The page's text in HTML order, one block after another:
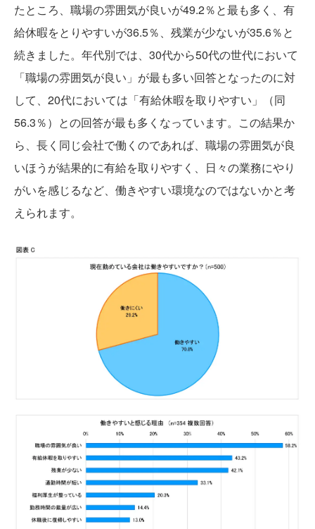
たところ、職場の雰囲気が良いが49.2％と最も多く、有
給休暇をとりやすいが36.5％、残業が少ないが35.6％と
続きました。年代別では、30代から50代の世代において
「職場の雰囲気が良い」が最も多い回答となったのに対
して、20代においては「有給休暇を取りやすい」（同
56.3％）との回答が最も多くなっています。この結果か
ら、長く同じ会社で働くのであれば、職場の雰囲気が良
いほうが結果的に有給を取りやすく、日々の業務にやり
がいを感じるなど、働きやすい環境なのではないかと考
えられます。